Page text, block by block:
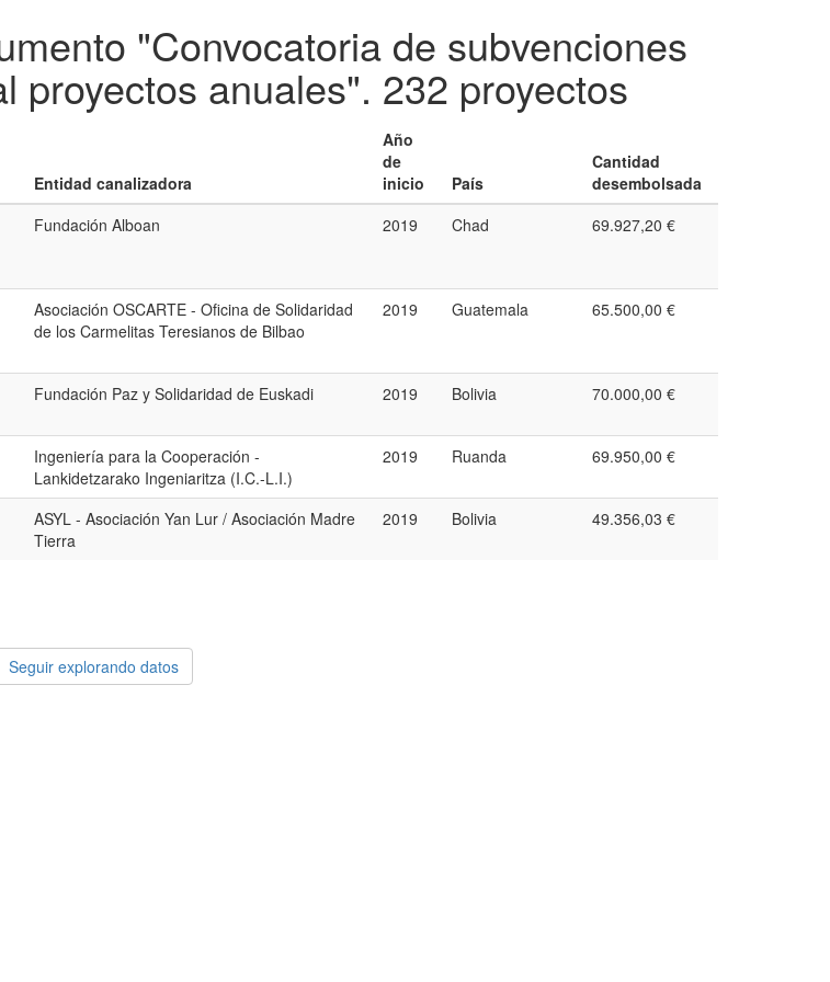
"Convocatoria de subvenciones
proyectos anuales". 232 proyectos
Entidad canalizadora
Año
de
inicio
País
Cantidad
desembolsada
Fundación Alboan 2019 Chad 69.927,20 €
Asociación OSCARTE - Oficina de Solidaridad
de los Carmelitas Teresianos de Bilbao
2019 Guatemala 65.500,00 €
Fundación Paz y Solidaridad de Euskadi 2019 Bolivia 70.000,00 €
Ingeniería para la Cooperación -
Lankidetzarako Ingeniaritza (I.C.-L.I.)
2019 Ruanda 69.950,00 €
ASYL - Asociación Yan Lur / Asociación Madre
Tierra
2019 Bolivia 49.356,03 €
Seguir explorando datos